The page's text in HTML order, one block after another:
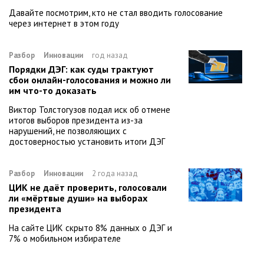
Давайте посмотрим, кто не стал вводить голосование
через интернет в этом году
Разбор Инновации год назад
Порядки ДЭГ: как суды трактуют
сбои онлайн-голосования и можно ли
им что-то доказать
Виктор Толстогузов подал иск об отмене
итогов выборов президента из-за
нарушений, не позволяющих с
достоверностью установить итоги ДЭГ
Разбор Инновации 2 года назад
ЦИК не даёт проверить, голосовали
ли «мёртвые души» на выборах
президента
На сайте ЦИК скрыто 8% данных о ДЭГ и
7% о мобильном избирателе